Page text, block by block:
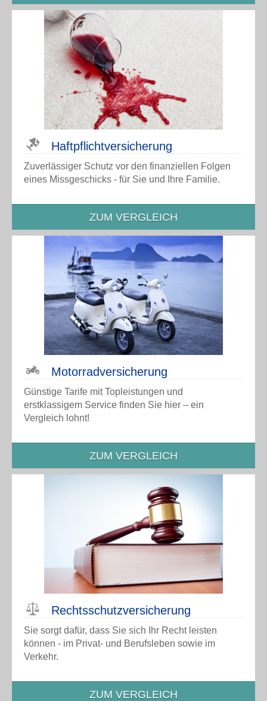
Haftpflicht­versicherung
Zuverlässiger Schutz vor den finanziellen Folgen
eines Missgeschicks - für Sie und Ihre Familie.
ZUM VERGLEICH
Motorrad­versicherung
Günstige Tarife mit Topleistungen und
erstklassigem Service finden Sie hier – ein
Vergleich lohnt!
ZUM VERGLEICH
Rechtsschutz­versicherung
Sie sorgt dafür, dass Sie sich Ihr Recht leisten
können - im Privat- und Berufsleben sowie im
Verkehr.
ZUM VERGLEICH